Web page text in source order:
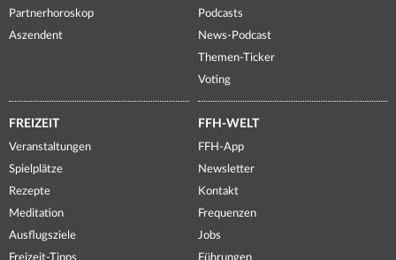
Partnerhoroskop
Aszendent
Podcasts
News-Podcast
Themen-Ticker
Voting
FREIZEIT
Veranstaltungen
Spielplätze
Rezepte
Meditation
Ausflugsziele
Freizeit-Tipps
FFH-WELT
FFH-App
Newsletter
Kontakt
Frequenzen
Jobs
Führungen